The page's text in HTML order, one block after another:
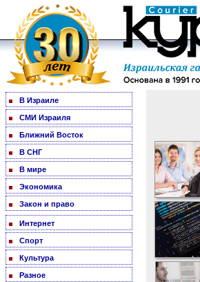
В Израиле
СМИ Израиля
Ближний Восток
В СНГ
В мире
Экономика
Закон и право
Интернет
Спорт
Культура
Разное